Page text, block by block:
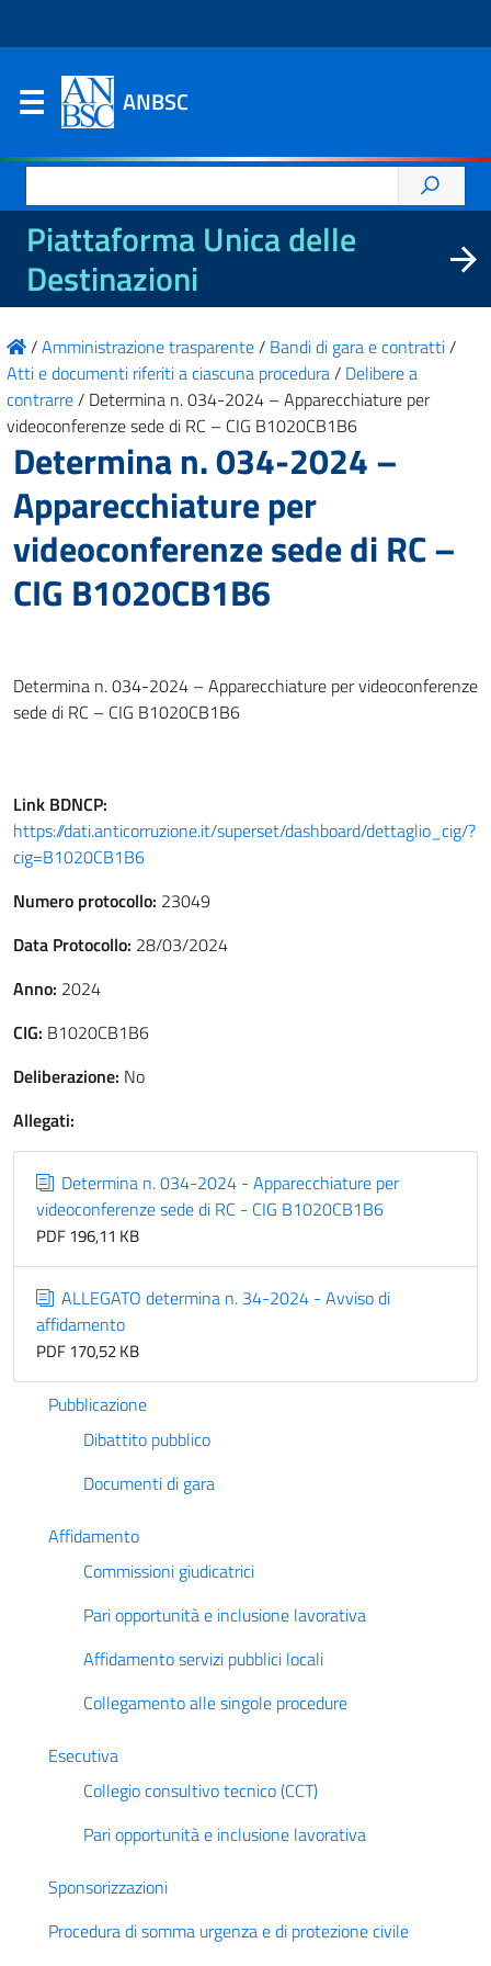
ANBSC
per:
Piattaforma Unica delle
Destinazioni
/Amministrazione trasparente/ Bandi di gara e contratti/
Atti e documenti riferiti a ciascuna procedura/ Delibere a
contrarre/ Determina n. 034-2024 – Apparecchiature per
videoconferenze sede di RC – CIG B1020CB1B6
Determina n. 034-2024 –
Apparecchiature per
videoconferenze sede di RC –
CIG B1020CB1B6
Determina n. 034-2024 – Apparecchiature per videoconferenze
sede di RC – CIG B1020CB1B6
Link BDNCP:
https://dati.anticorruzione.it/superset/dashboard/dettaglio_cig/?
cig=B1020CB1B6
Numero protocollo: 23049
Data Protocollo: 28/03/2024
Anno: 2024
CIG: B1020CB1B6
Deliberazione: No
Allegati:
Determina n. 034-2024 - Apparecchiature per
videoconferenze sede di RC - CIG B1020CB1B6
PDF 196,11 KB
ALLEGATO determina n. 34-2024 - Avviso di
affidamento
PDF 170,52 KB
Pubblicazione
Dibattito pubblico
Documenti di gara
Affidamento
Commissioni giudicatrici
Pari opportunità e inclusione lavorativa
Affidamento servizi pubblici locali
Collegamento alle singole procedure
Esecutiva
Collegio consultivo tecnico (CCT)
Pari opportunità e inclusione lavorativa
Sponsorizzazioni
Procedura di somma urgenza e di protezione civile